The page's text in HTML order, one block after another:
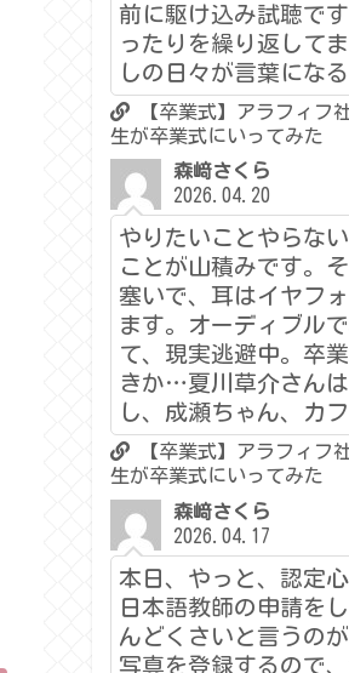
前に駆け込み試聴で
ったりを繰り返して
しの日々が言葉にな
【卒業式】アラフィフ
生が卒業式にいってみた
森﨑さくら
2026.04.20
やりたいことやらな
ことが山積みです。
塞いで、耳はイヤフ
ます。オーディブル
て、現実逃避中。卒
きか…夏川草介さん
し、成瀬ちゃん、カ
【卒業式】アラフィフ
生が卒業式にいってみた
森﨑さくら
2026.04.17
本日、やっと、認定
日本語教師の申請を
んどくさいと言うのが
写真を登録するので